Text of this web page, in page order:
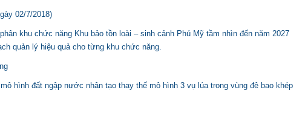
02/7/2018)
khu chức năng Khu bảo tồn loài – sinh cảnh Phú Mỹ tầm nhìn đến năm 2027
quản lý hiệu quả cho từng khu chức năng.
hình đất ngập nước nhân tạo thay thế mô hình 3 vụ lúa trong vùng đê bao khép